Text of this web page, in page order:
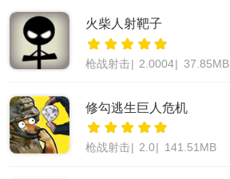
火柴人射靶子
枪战射击| 2.0004| 37.85MB
修勾逃生巨人危机
枪战射击 2.0 141.51MB